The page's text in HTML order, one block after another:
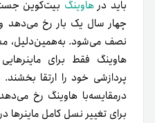
باید درهاوینگ بیت‌کوین
چهار سال یک بار رخ می‌دهد
نصف می‌شود. به‌همین‌دلیل،
هاوینگ فقط برای
پردازشی خود را ارتقا بخشند.
درمقایسه‌با هاوینگ رخ
برای تغییر نسل کامل ماینرها